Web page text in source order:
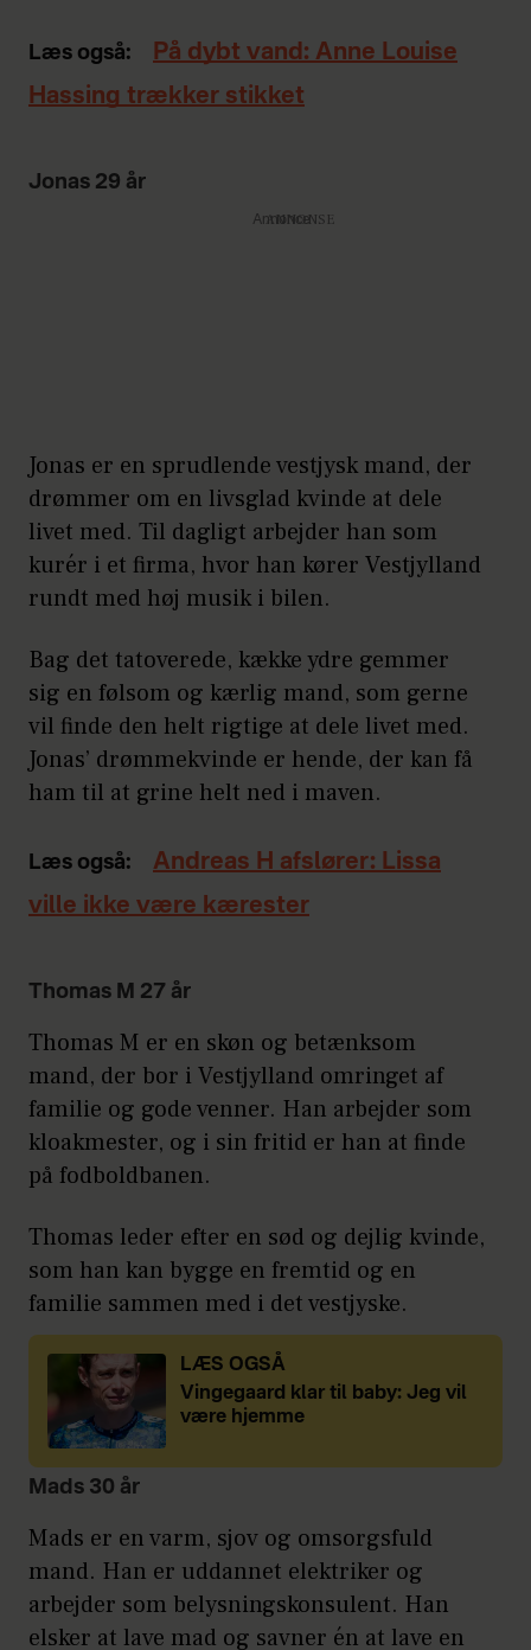
Læs også:
På dybt vand: Anne Louise
Hassing trækker stikket
Jonas 29 år
Annonce
Jonas er en sprudlende vestjysk mand, der
drømmer om en livsglad kvinde at dele
livet med. Til dagligt arbejder han som
kurér i et firma, hvor han kører Vestjylland
rundt med høj musik i bilen.
Bag det tatoverede, kække ydre gemmer
sig en følsom og kærlig mand, som gerne
vil finde den helt rigtige at dele livet med.
Jonas’ drømmekvinde er hende, der kan få
ham til at grine helt ned i maven.
Læs også:
Andreas H afslører: Lissa
ville ikke være kærester
Thomas M 27 år
Thomas M er en skøn og betænksom
mand, der bor i Vestjylland omringet af
familie og gode venner. Han arbejder som
kloakmester, og i sin fritid er han at finde
på fodboldbanen.
Thomas leder efter en sød og dejlig kvinde,
som han kan bygge en fremtid og en
familie sammen med i det vestjyske.
LÆS OGSÅ
Vingegaard klar til baby: Jeg vil
være hjemme
Mads 30 år
Mads er en varm, sjov og omsorgsfuld
mand. Han er uddannet elektriker og
arbejder som belysningskonsulent. Han
elsker at lave mad og savner én at lave en